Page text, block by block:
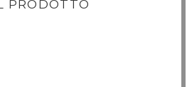
PRODOTTO